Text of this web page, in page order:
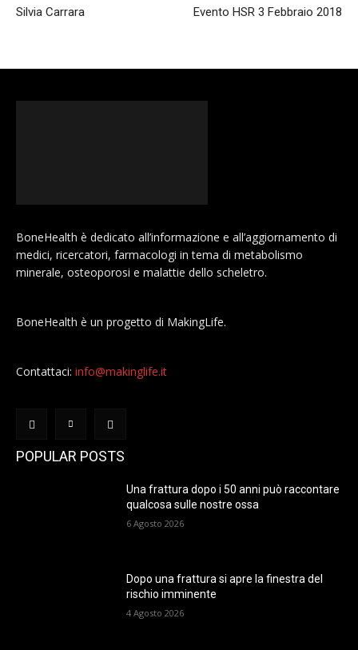
Silvia Carrara Evento HSR 3 Febbraio 2018
BoneHealth è dedicato all’informazione e all’aggiornamento di
medici, ricercatori, farmacologi in tema di metabolismo
minerale, osteoporosi e malattie dello scheletro.
BoneHealth è un progetto di MakingLife.
Contattaci: info@makinglife.it
POPULAR POSTS
Una frattura dopo i 50 anni può raccontare
qualcosa sulle nostre ossa
6 Agosto 2026
Dopo una frattura si apre la finestra del
rischio imminente
4 Agosto 2026